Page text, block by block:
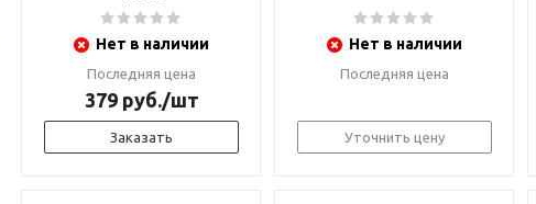
Нет в наличии
Последняя цена
379руб./шт
Заказать
Нет в наличии
Последняя цена
Уточнить цену